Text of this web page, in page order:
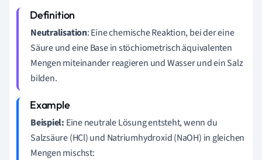
Neutralisation: Eine chemische Reaktion, bei der eine
Säure und eine Base in stöchiometrisch äquivalenten
Mengen miteinander reagieren und Wasser und ein Salz
bilden.
Beispiel: Eine neutrale Lösung entsteht, wenn du
Salzsäure (HCl) und Natriumhydroxid (NaOH) in gleichen
Mengen mischst: